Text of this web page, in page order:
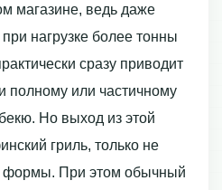
магазине, ведь даже
нагрузке более тонны
сразу приводит
полному или частичному
Но выход из этой
гриль, только не
формы. При этом обычный